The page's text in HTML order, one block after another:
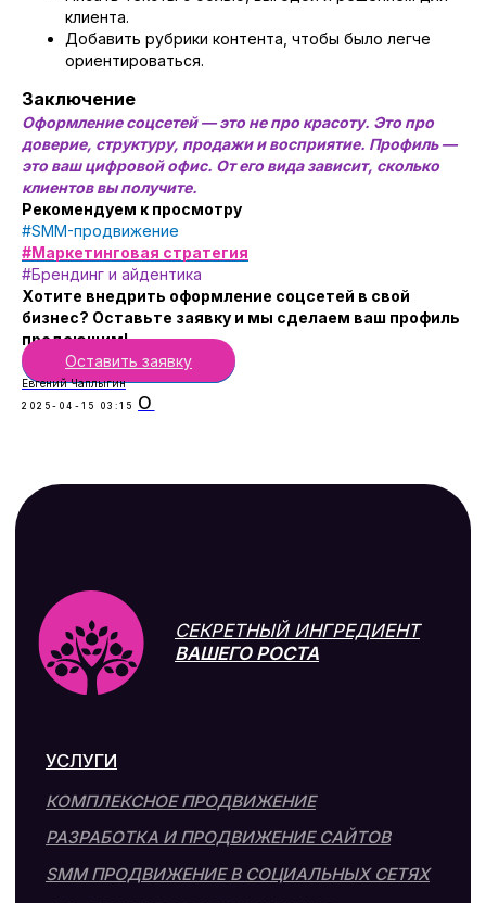
клиента.
Добавить рубрики контента, чтобы было легче
ориентироваться.
Заключение
Оформление соцсетей — это не про красоту. Это про
доверие, структуру, продажи и восприятие. Профиль —
это ваш цифровой офис. От его вида зависит, сколько
клиентов вы получите.
Рекомендуем к просмотру
#SMM-продвижение
#Маркетинговая стратегия
#Брендинг и айдентика
Хотите внедрить оформление соцсетей в свой
бизнес? Оставьте заявку и мы сделаем ваш профиль
продающим!
Оставить заявку
Евгений Чаплыгин
2025-04-15 03:15 О
ВАКАНСИИ
2025, Bravo Marketing Lab, все права защищены
bravomarketing@yandex.ru
г.Благовещенск, ул. Калинина 107,
оф. №307
8 924 677 84 84